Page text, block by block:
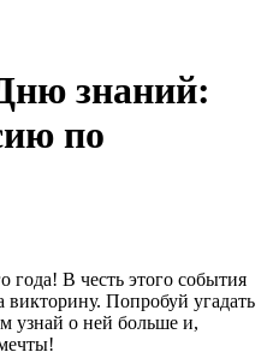
знаний:
по
года! В честь этого события
викторину. Попробуй угадать
узнай о ней больше и,